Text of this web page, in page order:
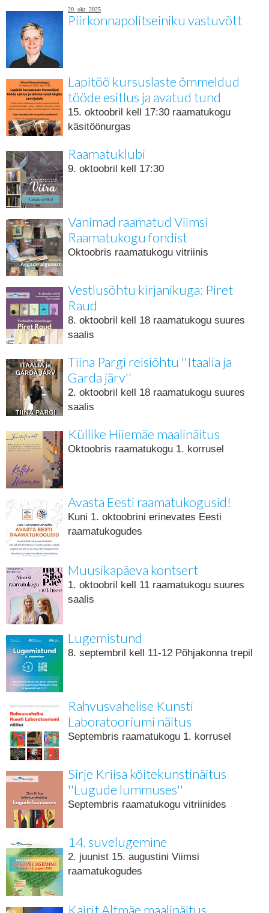
20. okt. 2025
Piirkonnapolitseiniku vastuvõtt
Lapitöö kursuslaste õmmeldud
tööde esitlus ja avatud tund
15. oktoobril kell 17:30 raamatukogu
käsitöönurgas
Raamatuklubi
9. oktoobril kell 17:30
Vanimad raamatud Viimsi
Raamatukogu fondist
Oktoobris raamatukogu vitriinis
Vestlusõhtu kirjanikuga: Piret
Raud
8. oktoobril kell 18 raamatukogu suures
saalis
Tiina Pargi reisiõhtu ''Itaalia ja
Garda järv''
2. oktoobril kell 18 raamatukogu suures
saalis
Küllike Hiiemäe maalinäitus
Oktoobris raamatukogu 1. korrusel
Avasta Eesti raamatukogusid!
Kuni 1. oktoobrini erinevates Eesti
raamatukogudes
Muusikapäeva kontsert
1. oktoobril kell 11 raamatukogu suures
saalis
Lugemistund
8. septembril kell 11-12 Põhjakonna trepil
Rahvusvahelise Kunsti
Laboratooriumi näitus
Septembris raamatukogu 1. korrusel
Sirje Kriisa köitekunstinäitus
''Lugude lummuses''
Septembris raamatukogu vitriinides
14. suvelugemine
2. juunist 15. augustini Viimsi
raamatukogudes
Kairit Altmäe maalinäitus